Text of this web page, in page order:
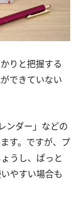
りと把握する
できていない
ンダー」などの
す。ですが、プ
うし、ぱっと
やすい場合も